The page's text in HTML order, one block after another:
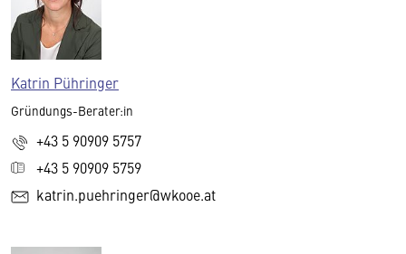
Katrin Pühringer
Gründungs-Berater:in
+43 5 90909 5757
+43 5 90909 5759
katrin.puehringer@wkooe.at